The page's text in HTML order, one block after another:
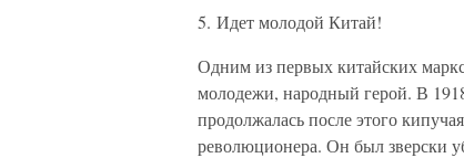
5. Идет молодой Китай!
Одним из первых китайских
молодежи, народный герой. В
продолжалась после этого
революционера. Он был зверски